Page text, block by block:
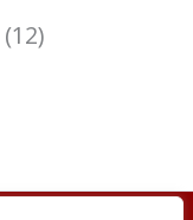
12